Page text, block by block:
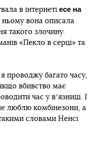
в інтернеті есе на
ньому вона описала
такого злочину.
«Пекло в серці» та
проводжу багато часу,
вбивство має
час у вʼязниці. І
люблю комбінезони, а
словами Ненсі